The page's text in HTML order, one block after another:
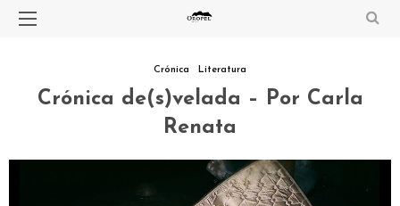
Crónica Literatura
Crónica de(s)velada – Por Carla
Renata